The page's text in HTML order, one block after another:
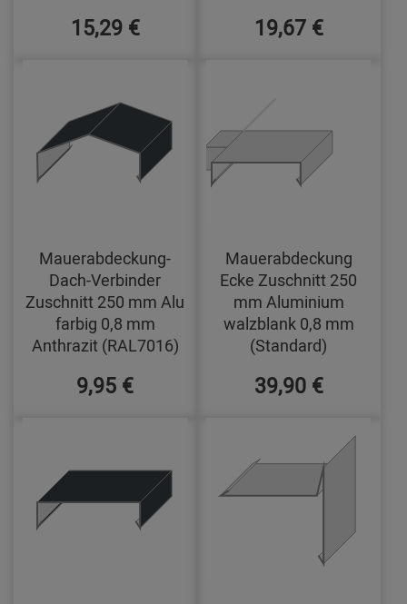
15,29 € 19,67 €
Mauerabdeckung-
Dach-Verbinder
Zuschnitt 250 mm Alu
farbig 0,8 mm
Anthrazit (RAL7016)
9,95 €
Mauerabdeckung
Ecke Zuschnitt 250
mm Aluminium
walzblank 0,8 mm
(Standard)
39,90 €